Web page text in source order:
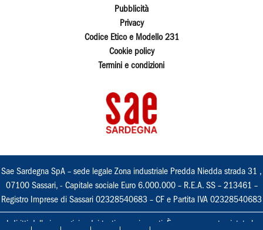
Pubblicità
Privacy
Codice Etico e Modello 231
Cookie policy
Termini e condizioni
Sae Sardegna SpA – sede legale Zona industriale Predda Niedda strada 31 ,
07100 Sassari, - Capitale sociale Euro 6.000.000 – R.E.A. SS – 213461 –
Registro Imprese di Sassari 02328540683 – CF e Partita IVA 02328540683
I diritti delle immagini e dei testi sono riservati. È espressamente vietata la